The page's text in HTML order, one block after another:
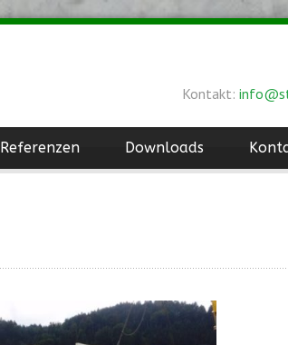
Kontakt:
Referenzen Downloads